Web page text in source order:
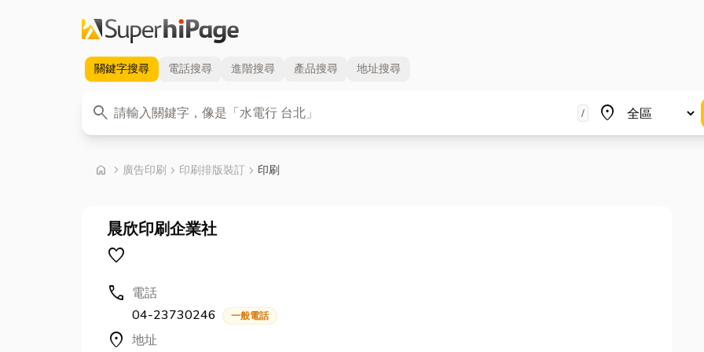
關鍵字搜尋 電話搜尋 進階搜尋 產品搜尋 地址搜尋
search
關鍵字 / place
地區
home chevron_right 首頁
廣告印刷 chevron_right 印刷排版裝訂 chevron_right 印刷
晨欣印刷企業社
favorite
call 電話
04-23730246
一般電話
location_on 地址